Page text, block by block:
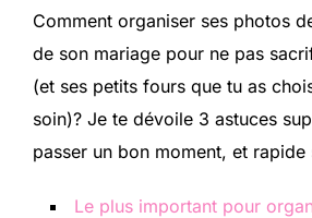
Comment organiser ses photos
de son mariage pour ne pas
(et ses petits fours que tu as
soin)? Je te dévoile 3 astuces
passer un bon moment, et rapide
Le plus important pour